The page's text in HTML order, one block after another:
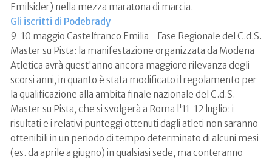
Emilsider) nella mezza maratona di marcia.
Gli iscritti di Podebrady
9-10 maggio Castelfranco Emilia - Fase Regionale del C.d.S.
Master su Pista: la manifestazione organizzata da Modena
Atletica avrà quest'anno ancora maggiore rilevanza degli
scorsi anni, in quanto è stata modificato il regolamento per
la qualificazione alla ambita finale nazionale del C.d.S.
Master su Pista, che si svolgerà a Roma l'11-12 luglio: i
risultati e i relativi punteggi ottenuti dagli atleti non saranno
ottenibili in un periodo di tempo determinato di alcuni mesi
(es. da aprile a giugno) in qualsiasi sede, ma conteranno